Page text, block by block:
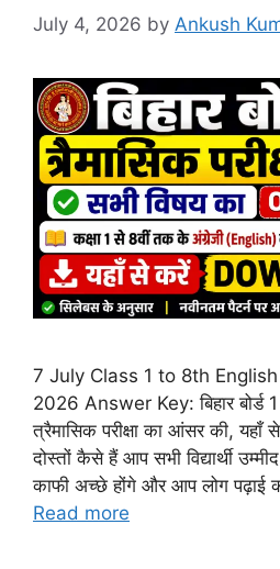
July 4, 2026 by Ankush
7 July Class 1 to 8th
2026 Answer Key: बिहार बोर्ड
त्रैमासिक परीक्षा का आंसर की, यहाँ
दोस्तों कैसे हैं आप सभी विद्यार्थी
काफी अच्छे होंगे और आप लोग पढ़ाई
Read more